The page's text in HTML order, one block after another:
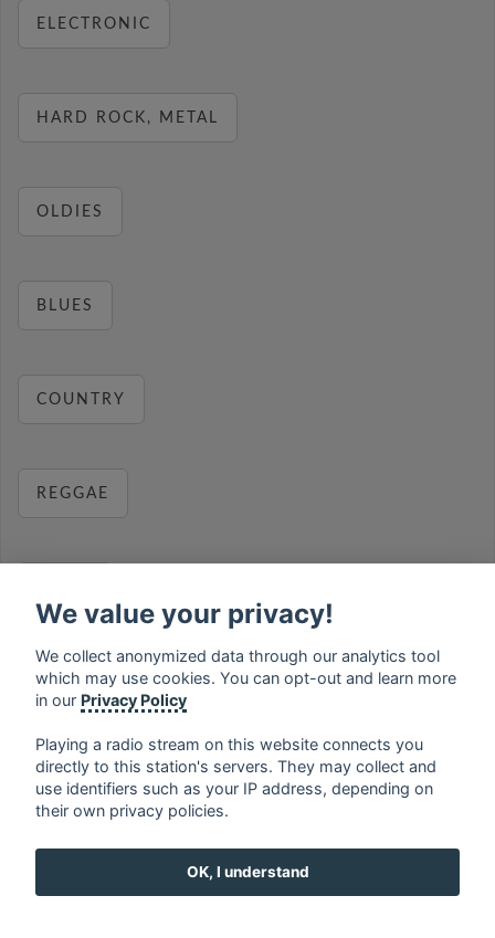
ELECTRONIC
HARD ROCK, METAL
OLDIES
BLUES
COUNTRY
REGGAE
MUSIC
français ⋅ english ⋅ deutsch
ελληνικά
⋅ norsk ⋅ suomi
We value your privacy!
We collect anonymized data through our analytics tool
which may use cookies. You can opt-out and learn more
in our Privacy Policy
Playing a radio stream on this website connects you
directly to this station's servers. They may collect and
use identifiers such as your IP address, depending on
their own privacy policies.
OK, I understand